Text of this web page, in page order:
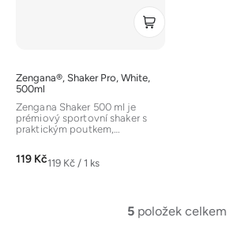
Zengana®, Shaker Pro, White,
500ml
119 KčMěrná
119 Kč / 1 ks
Zengana Shaker 500 ml je
prémiový sportovní shaker s
praktickým poutkem,
O
5 položek celkem